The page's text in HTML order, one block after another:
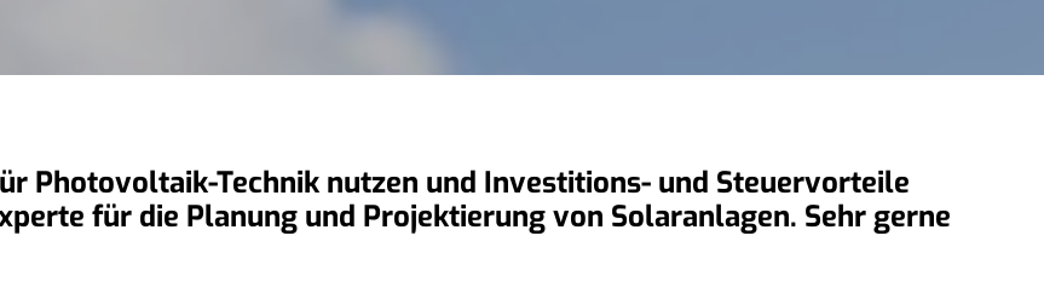
Photovoltaik-Technik nutzen und Investitions- und Steuervorteile
für die Planung und Projektierung von Solaranlagen. Sehr gerne